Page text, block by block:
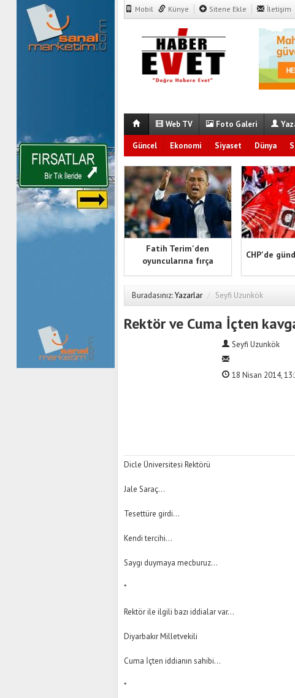
Mobil Künye Sitene Ekle İletişim
Web TV Foto Galeri
Güncel Ekonomi Siyaset Dünya
Fatih Terim'den
oyuncularına fırça
CHP'de
Buradasınız:Yazarlar / Seyfi Uzunkök
Rektör ve Cuma İçten
Seyfi Uzunkök
18 Nisan 2014,
Dicle Üniversitesi Rektörü
Jale Saraç…
Tesettüre girdi…
Kendi tercihi…
Saygı duymaya mecburuz…
*
Rektör ile ilgili bazı iddialar var…
Diyarbakır Milletvekili
Cuma İçten iddianın sahibi…
*